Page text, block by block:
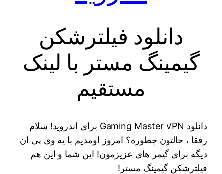
دانلود فیلترشکن
گیمینگ مستر با لینک
مستقیم
دانلود Gaming Master VPN برای اندروید! سلام
رفقا ، حالتون چطوره؟ امروز اومدیم با یه وی پی ان
دیگه برای گیمر های عزیزمون! این شما و این هم
فیلترشکن گیمینگ مستر!